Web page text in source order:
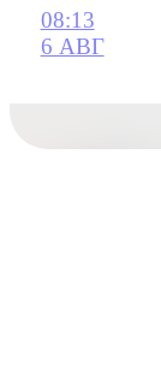
08:13
6 АВГ